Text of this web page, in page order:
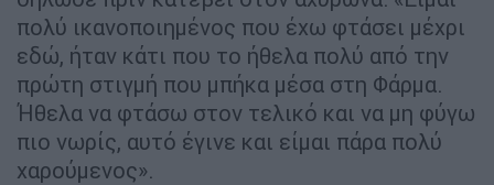
πολύ ικανοποιημένος που έχω φτάσει μέχρι
εδώ, ήταν κάτι που το ήθελα πολύ από την
πρώτη στιγμή που μπήκα μέσα στη Φάρμα.
Ήθελα να φτάσω στον τελικό και να μη φύγω
πιο νωρίς, αυτό έγινε και είμαι πάρα πολύ
χαρούμενος».